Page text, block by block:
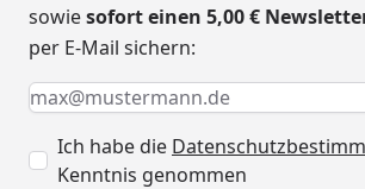
(Ofenset 2)
kW mit
(Ofenset 3)
BioAktiv
sowiesofort einen 5,00 €
per E-Mail sichern:
Keine Eingabe erforderlich
Eingabe erforderlich
E-Mail *
Ich habe die
Kenntnis genommen